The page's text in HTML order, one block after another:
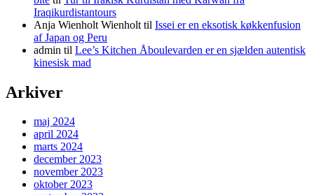
Iraqikurdistantours
Anja Wienholt Wienholt til Issei er en eksotisk køkkenfusion
af Japan og Peru
admin til Lee’s Kitchen Åboulevarden er en sjælden autentisk
kinesisk mad
Arkiver
maj 2024
april 2024
marts 2024
december 2023
november 2023
oktober 2023